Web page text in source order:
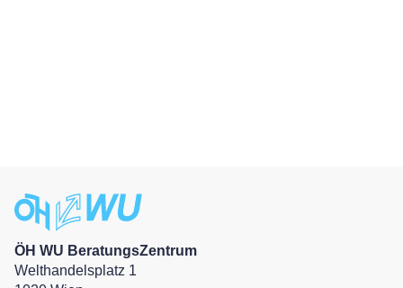
ÖH WU BeratungsZentrum
Welthandelsplatz 1